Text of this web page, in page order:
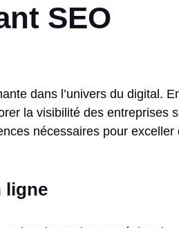
SEO
dans l’univers du digital.
la visibilité des entreprises
nécessaires pour
ligne